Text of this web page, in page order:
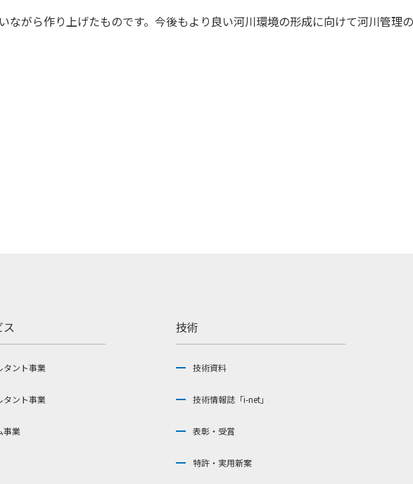
がら作り上げたものです。今後もより良い河川環境の形成に向けて河川管理
ス
タント事業
タント事業
事業
技術
技術資料
技術情報誌「i-net」
表彰・受賞
特許・実用新案